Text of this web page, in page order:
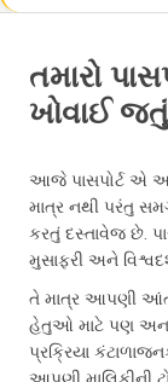
તમારો
ખોવાઈ
આજે પાસપોર્ટ એ
માત્ર નથી પરંતુ
કરતું દસ્તાવેજ છે.
મુસાફરી અને
તે માત્ર આપણી
હેતુઓ માટે પણ
પ્રક્રિયા